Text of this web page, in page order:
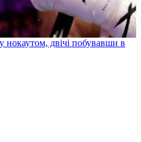
двічі побувавши в